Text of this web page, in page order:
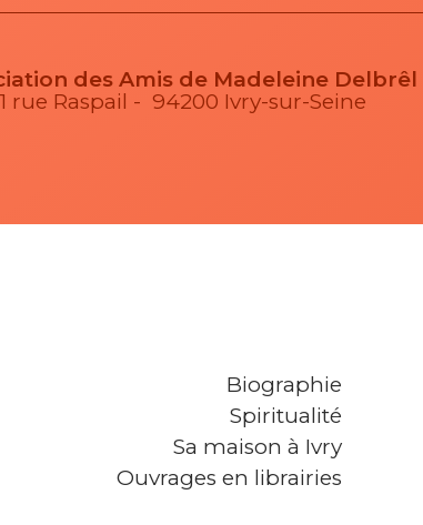
des Amis de Madeleine Delbrêl
rue Raspail - 94200 Ivry-sur-Seine
Biographie
Spiritualité
Sa maison à Ivry
Ouvrages en librairies